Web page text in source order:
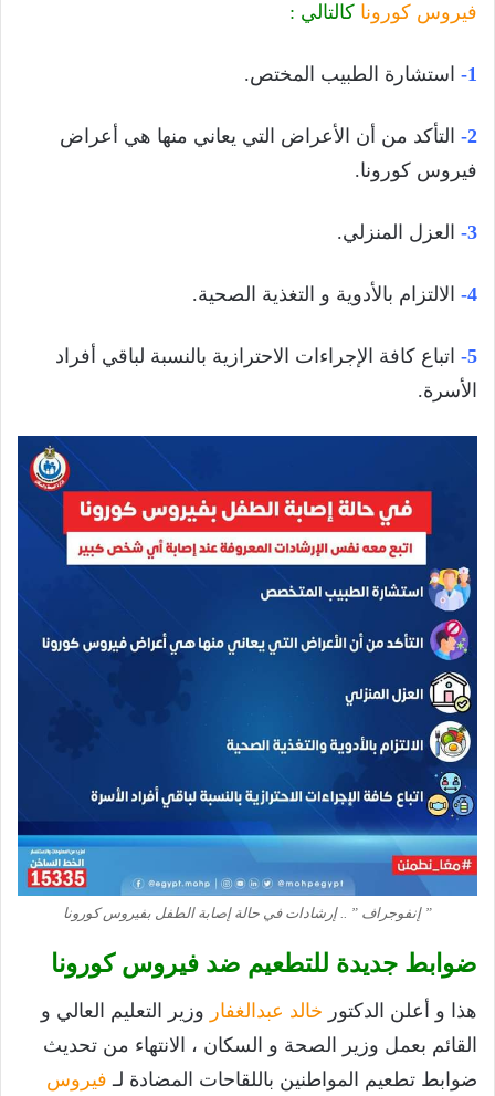
فيروس كورونا كالتالي :
1- استشارة الطبيب المختص.
2-
التأكد من أن الأعراض التي يعاني منها هي أعراض
فيروس كورونا.
3- العزل المنزلي.
4- الالتزام بالأدوية و التغذية الصحية.
5-
اتباع كافة الإجراءات الاحترازية بالنسبة لباقي أفراد
الأسرة.
” إنفوجراف ” .. إرشادات في حالة إصابة الطفل بفيروس كورونا
ضوابط جديدة للتطعيم ضد فيروس كورونا
هذا و أعلن الدكتور خالد عبدالغفار وزير التعليم العالي و
القائم بعمل وزير الصحة و السكان ، الانتهاء من تحديث
ضوابط تطعيم المواطنين باللقاحات المضادة لـ فيروس